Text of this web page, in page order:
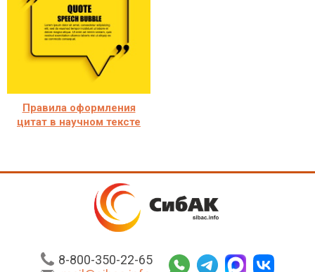
Правила оформления
цитат в научном тексте
8-800-350-22-65